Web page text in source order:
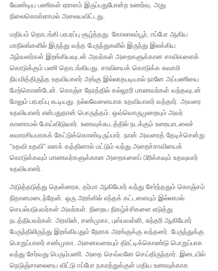
வேண்டிய பணிகள் ஏராளம் இருப்பதுபோன்ற உணர்வு. அது
நிலைகொள்ளாமல் அலையவிட்டது.
மதியம் தொடங்கி பரபரப்பு சூழ்ந்தது. கோலாலம்பூர், ஈப்போ ஆகிய
மாநிலங்களில் இருந்து வந்த பேருந்துகளில் இருந்து இலக்கிய
ஆர்வளர்கள் இறங்கியவுடன் அவர்கள் அறைகளுக்கான சாவிகளைக்
கொடுக்கும் பணி தொடங்கியது. சாவியைக் கொடுக்க சுவாமி
நியமித்திருந்த உதவியாளர் அங்கு இல்லாதபடியால் நானே அப்பணியை
மேற்கொண்டேன். கொஞ்ச நேரத்தில் கல்லூரி மாணவர்கள் வந்தவுடன்
மேலும் பரபரப்பு கூடியது. நல்லவேளையாக உதவியாளர் வந்தார். அவரை
உதவியாளர் என்பதுதான் பொருத்தம். ஒவ்வொருமுறையும் அவர்
காணாமல் போய்விடுவார். உணவுக்கூடத்தில் நடக்கும் உரையாடலைச்
சுவாரசியமாகக் கேட்டுக்கொண்டிருப்பார். நான் அவரைத் தேடிச்சென்று
“உதவி உதவி” எனக் கத்தினால் மட்டும் வந்து அறைச்சாவியைக்
கொடுக்கவும் மாணவர்களுக்கான அறைகளைப் பிரிக்கவும் உதவுவார்
உதவியாளர்.
அடுத்தடுத்து தென்னரசு, தர்மா ஆகியோர் வந்து சேர்ந்ததும் கொஞ்சம்
நிதானமடைந்தேன். ஒரு அரங்கில் எந்தக் கட்டளையும் இல்லாமல்
செயல்படுபவர்கள் அவர்கள். நிறைய நிகழ்ச்சிகளை எடுத்து
நடத்தியவர்கள். அரவின், சண்முகா, புஸ்பவள்ளி, சுந்தரி ஆகியோர்
பேருந்திலிருந்து இறங்கியதும் நேராக அரங்குக்கு வந்தனர். பேருந்துக்கு
பொறுப்பாளர் சண்முகா. அனைவரையும் திரட்டிக்கொண்டு பொறுப்பாக
வந்து சேர்வது பெரும்பணி. அதை செவ்வனே செய்திருந்தார். இடையில்
நெடுஞ்சாலையை விட்டு ஈப்போ நகரத்துக்குள் மதிய உணவுக்காக